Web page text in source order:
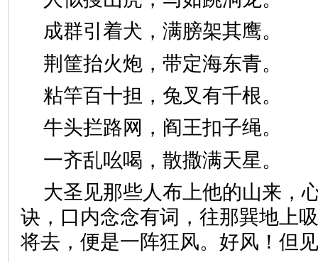
成群引着犬，满膀架其鹰
荆筐抬火炮，带定海东青
粘竿百十担，兔叉有千根
牛头拦路网，阎王扣子绳
一齐乱吆喝，散撒满天星
大圣见那些人布上他的山来，
诀，口内念念有词，往那巽地上
将去，便是一阵狂风。好风